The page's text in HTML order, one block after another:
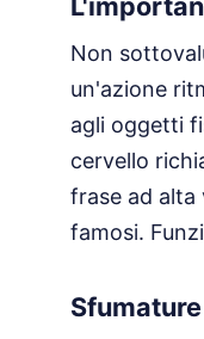
Non
un'azione
agli oggetti
cervello
frase ad alta
famosi.